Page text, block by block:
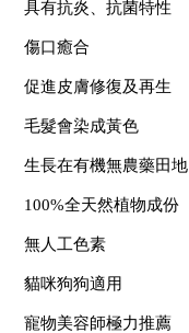
具有抗炎、抗菌特性
傷口癒合
促進皮膚修復及再生
毛髮會染成黃色
生長在有機無農藥田地
100%全天然植物成份
無人工色素
貓咪狗狗適用
寵物美容師極力推薦